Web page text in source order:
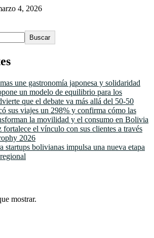
4, 2026
Buscar
une gastronomía japonesa y solidaridad
un modelo de equilibrio para los
que el debate va más allá del 50-50
sus viajes un 298% y confirma cómo las
la movilidad y el consumo en Bolivia
fortalece el vínculo con sus clientes a través
2026
startups bolivianas impulsa una nueva etapa
mostrar.